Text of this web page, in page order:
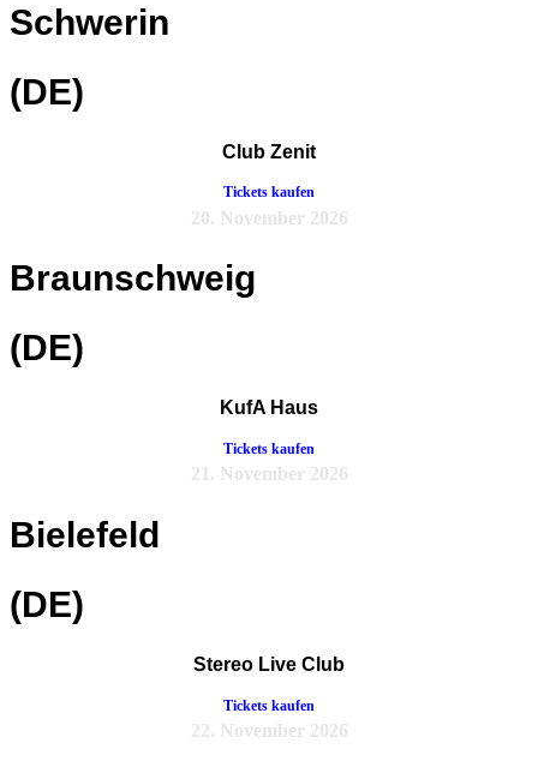
Schwerin
(DE)
Club Zenit
Tickets kaufen
20. November 2026
Braunschweig
(DE)
KufA Haus
Tickets kaufen
21. November 2026
Bielefeld
(DE)
Stereo Live Club
Tickets kaufen
22. November 2026